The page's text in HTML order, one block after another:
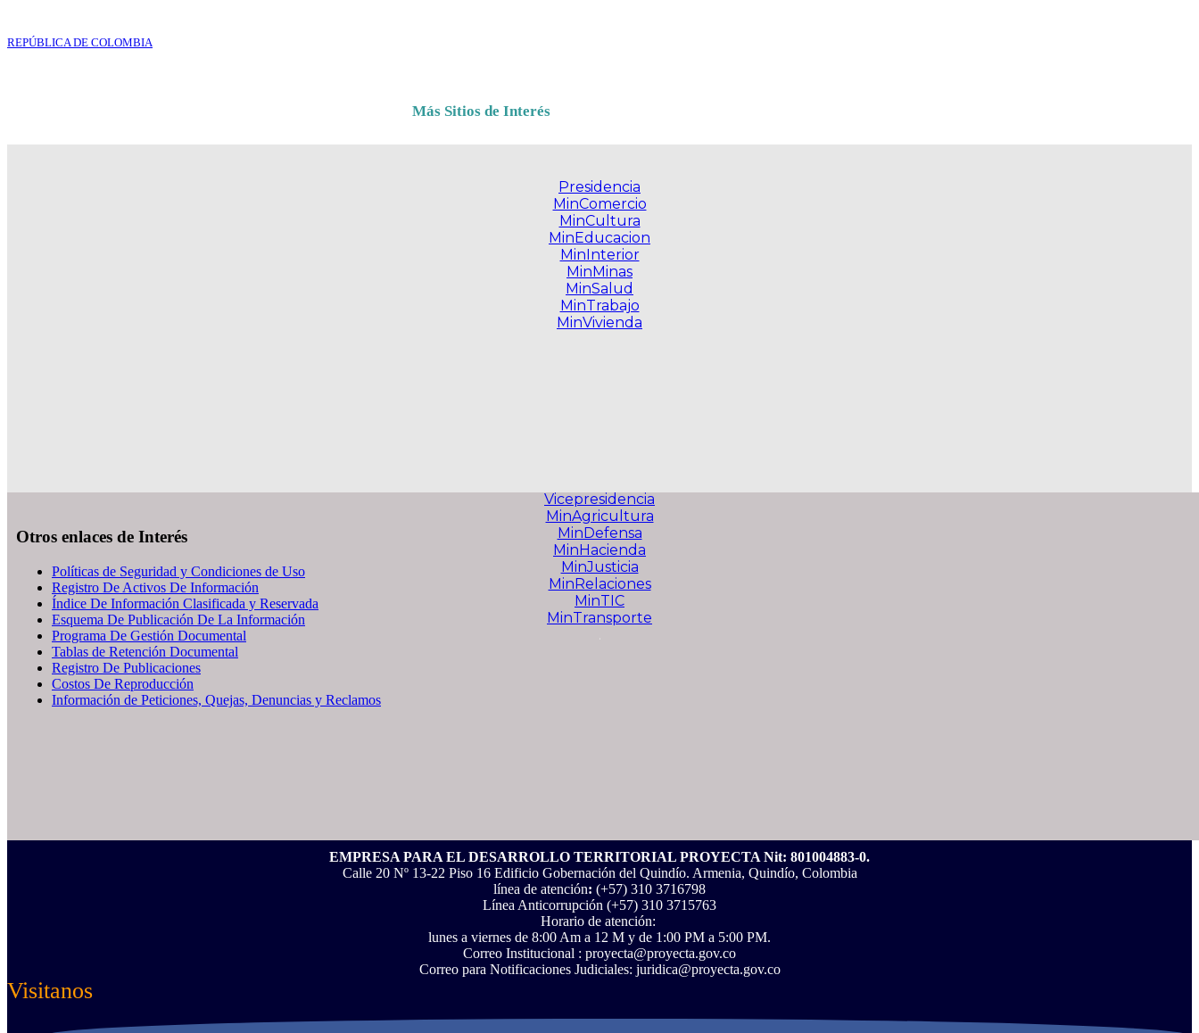
REPÚBLICA DE COLOMBIA
Más Sitios de Interés
Presidencia
MinComercio
MinCultura
MinEducacion
MinInterior
MinMinas
MinSalud
MinTrabajo
MinVivienda
Vicepresidencia
MinAgricultura
MinDefensa
MinHacienda
MinJusticia
MinRelaciones
MinTIC
MinTransporte
.
Otros enlaces de Interés
Políticas de Seguridad y Condiciones de Uso
Registro De Activos De Información
Índice De Información Clasificada y Reservada
Esquema De Publicación De La Información
Programa De Gestión Documental
Tablas de Retención Documental
Registro De Publicaciones
Costos De Reproducción
Información de Peticiones, Quejas, Denuncias y Reclamos
EMPRESA PARA EL DESARROLLO TERRITORIAL PROYECTA Nit: 801004883-0.
Calle 20 Nº 13-22 Piso 16 Edificio Gobernación del Quindío. Armenia, Quindío, Colombia
línea de atención: (+57) 310 3716798
Línea Anticorrupción ‪(+57) 310 3715763‬
Horario de atención:
lunes a viernes de 8:00 Am a 12 M y de 1:00 PM a 5:00 PM.
Correo Institucional : proyecta@proyecta.gov.co
Correo para Notificaciones Judiciales: juridica@proyecta.gov.co
Visitanos